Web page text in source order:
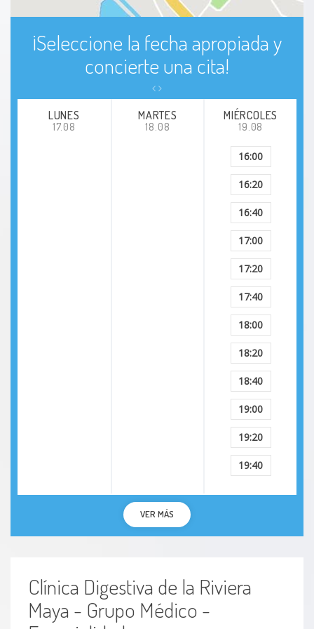
Infección del oído
Infección sinusal crónica
Insomnio primario
Otitis media aguda
Otitis media asintomática
¡Seleccione la fecha apropiada y
concierte una cita!
LUNES
17.08
MARTES
18.08
MIÉRCOLES
19.08
16:00
16:20
16:40
17:00
17:20
17:40
18:00
18:20
18:40
19:00
19:20
19:40
VER MÁS
Clínica Digestiva de la Riviera
Maya - Grupo Médico -